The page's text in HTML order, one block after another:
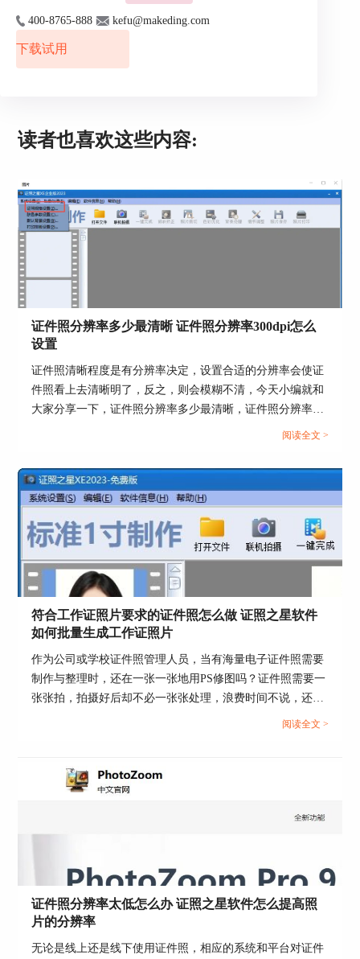
照片拍摄时拍摄尺寸错误，也会导致照片模糊。例
如需要制作的证件照尺寸为2寸，但是拍摄的证件
照尺寸过小，当原图尺寸过小时，在证件照制作软
件上改为大尺寸照片需要将照片放大，然而照片像
上文讲解了证件照制作模糊的原因。使用好的拍摄
避免，证件照尺寸过小或者拍摄与制作过程中不清
晰时，需要使用专业的证件照处理软件提高图像分
辨率，清晰化图像。下面就以专业证件照软件证照
之星为例，向大家演示一下如何让模糊证件照清晰
化。
使用证照之星让证件照清晰化，需要用到该软件的
图像增强功能与细节调整功能，并提高图片分辨率
数值。
1、下载证照之星后，将模糊的图片导入证照之星
中，然后如图2所示，点击系统设置中的证照规格
设置，在证照规格设置中选择原证件照尺寸，例如
原证件照尺寸为2寸，那么选择标准2寸，然后将规
页面上方色彩优化功能中的图像增强。
图3：点击“图像增强”
400-8765-888 kefu@makeding.com
下载试用
读者也喜欢这些内容:
证件照分辨率多少最清晰 证件照分辨率300dpi怎么
设置
证件照清晰程度是有分辨率决定，设置合适的分辨率会使证
件照看上去清晰明了，反之，则会模糊不清，今天小编就和
大家分享一下，证件照分辨率多少最清晰，证件照分辨率
阅读全文 >
符合工作证照片要求的证件照怎么做 证照之星软件
如何批量生成工作证照片
作为公司或学校证件照管理人员，当有海量电子证件照需要
制作与整理时，还在一张一张地用PS修图吗？证件照需要一
张张拍，拍摄好后却不必一张张处理，浪费时间不说，还给
自己增加了许多的工作量，使用专业软件批量生成证件照就
阅读全文 >
证件照分辨率太低怎么办 证照之星软件怎么提高照
片的分辨率
无论是线上还是线下使用证件照，相应的系统和平台对证件